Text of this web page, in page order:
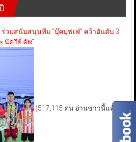
ร่วมสนับสนุนทีม “บุ๊คบุฟเฟ่” คว้าอันดับ 3
นัควีย์ คัพ”
(517,115 คน อ่านข่าวนี้แล้ว)